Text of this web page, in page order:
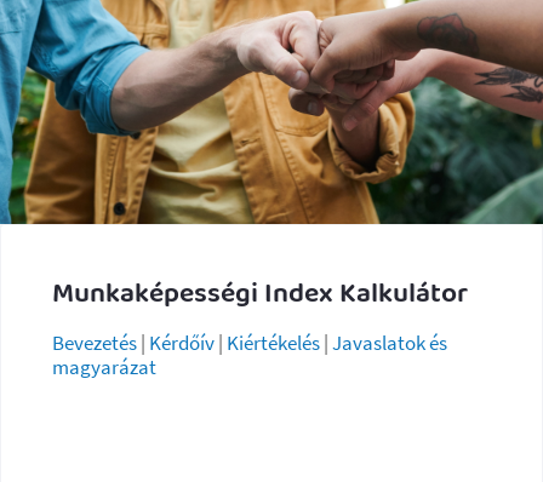
Munkaképességi Index Kalkulátor
Bevezetés| Kérdőív| Kiértékelés|Javaslatok és
magyarázat